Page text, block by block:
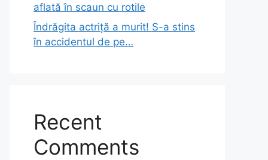
aflată în scaun cu rotile
Îndrăgita actriță a murit! S-a stins
în accidentul de pe…
Recent
Comments